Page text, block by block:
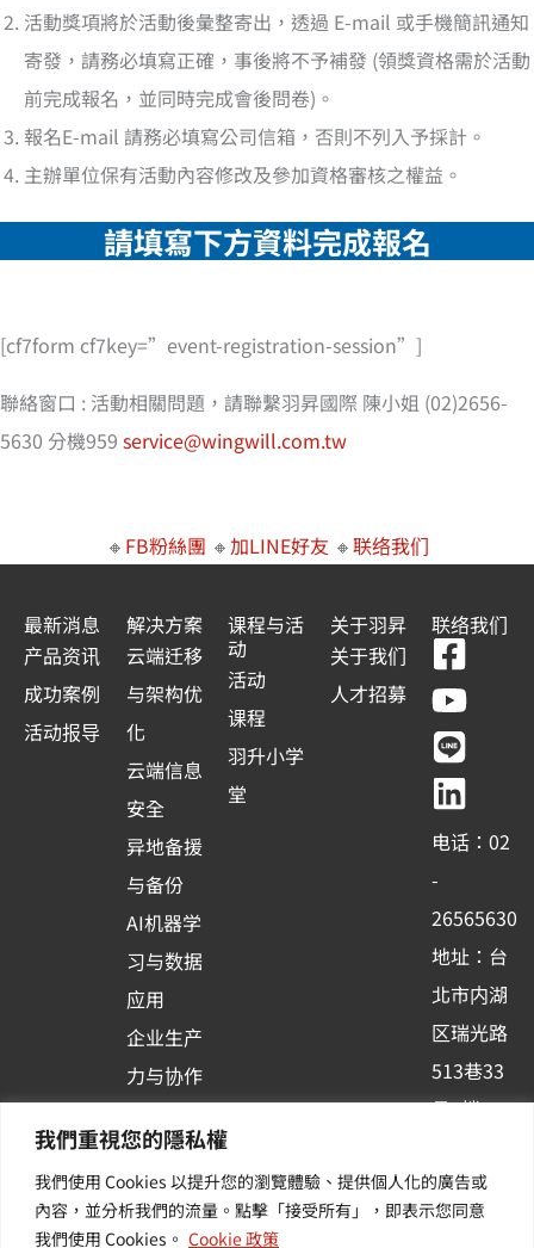
我們重視您的隱私權
我們使用 Cookies 以提升您的瀏覽體驗、提供個人化的廣告或
內容，並分析我們的流量。點擊「接受所有」，即表示您同意
我們使用 Cookies。 Cookie 政策
活動獎項將於活動後彙整寄出，透過 E-mail 或手機簡訊通知
寄發，請務必填寫正確，事後將不予補發 (領獎資格需於活動
前完成報名，並同時完成會後問卷)。
報名E-mail 請務必填寫公司信箱，否則不列入予採計。
主辦單位保有活動內容修改及參加資格審核之權益。
請填寫下方資料完成報名
[cf7form cf7key=”event-registration-session”]
聯絡窗口 : 活動相關問題，請聯繫羽昇國際 陳小姐 (02)2656-
5630 分機959 service@wingwill.com.tw
🔸 FB粉絲團 🔸加LINE好友 🔸联络我们
最新消息
产品资讯
成功案例
活动报导
解决方案
云端迁移
与架构优
化
云端信息
安全
异地备援
与备份
AI机器学
习与数据
应用
企业生产
力与协作
台应用
其他/增
值服务
课程与活
动
活动
课程
羽升小学
堂
关于羽昇
关于我们
人才招募
联络我们
F
a
c
e
b
o
o
k
-
s
q
u
a
r
Y
o
u
t
u
b
e
L
i
n
e
L
i
n
k
e
d
i
n
电话：02
-
26565630
地址：台
北市内湖
区瑞光路
513巷33
号6楼
新讯 | 提
供您最新